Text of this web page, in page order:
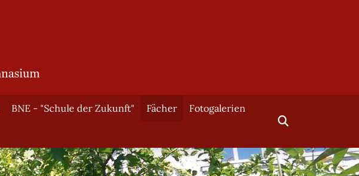
BNE - "Schule der Zukunft" Fächer Fotogalerien